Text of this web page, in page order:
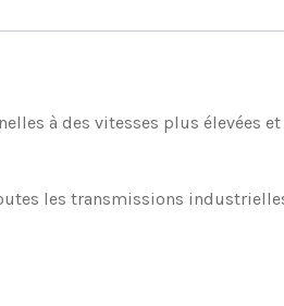
à des vitesses plus élevées
les transmissions